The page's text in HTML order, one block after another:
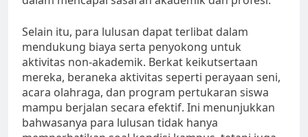
Selain itu, para lulusan dapat terlibat dalam
mendukung biaya serta penyokong untuk
aktivitas non-akademik. Berkat keikutsertaan
mereka, beraneka aktivitas seperti perayaan seni,
acara olahraga, dan program pertukaran siswa
mampu berjalan secara efektif. Ini menunjukkan
bahwasanya para lulusan tidak hanya